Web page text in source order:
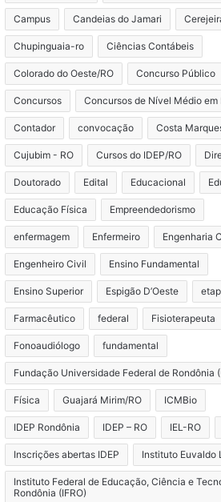
Campus Candeias do Jamari
Chupinguaia-ro Ciências Contábeis
Colorado do Oeste/RO Concurso Público
Concursos Concursos de Nível Médio em
Contador convocação Costa
Cujubim - RO Cursos do IDEP/RO
Doutorado Edital Educacional
Educação Física Empreendedorismo
enfermagem Enfermeiro Engenharia
Engenheiro Civil Ensino Fundamental
Ensino Superior Espigão D’Oeste
Farmacêutico federal Fisioterapeuta
Fonoaudiólogo fundamental
Fundação Universidade Federal de Rondônia
Física Guajará Mirim/RO ICMBio
IDEP Rondônia IDEP – RO IEL-RO
Inscrições abertas IDEP Instituto Euvaldo
Instituto Federal de Educação, Ciência e
Rondônia (IFRO)